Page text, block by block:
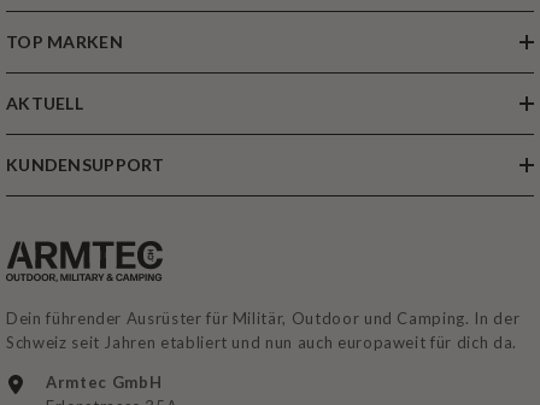
TOP MARKEN
AKTUELL
KUNDENSUPPORT
Dein führender Ausrüster für Militär, Outdoor und Camping. In der
Schweiz seit Jahren etabliert und nun auch europaweit für dich da.
Armtec GmbH